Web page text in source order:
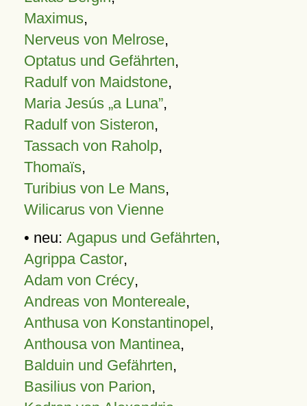
Maximus,
Nerveus von Melrose,
Optatus und Gefährten,
Radulf von Maidstone,
Maria Jesús „a Luna”,
Radulf von Sisteron,
Tassach von Raholp,
Thomaïs,
Turibius von Le Mans,
Wilicarus von Vienne
• neu: Agapus und Gefährten,
Agrippa Castor,
Adam von Crécy,
Andreas von Montereale,
Anthusa von Konstantinopel,
Anthousa von Mantinea,
Balduin und Gefährten,
Basilius von Parion,